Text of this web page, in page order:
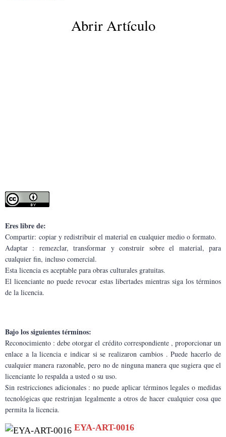
Abrir Artículo
Eres libre de:
Compartir: copiar y redistribuir el material en cualquier medio o formato.
Adaptar : remezclar, transformar y construir sobre el material, para
cualquier fin, incluso comercial.
Esta licencia es aceptable para obras culturales gratuitas.
El licenciante no puede revocar estas libertades mientras siga los términos
de la licencia.
Bajo los siguientes términos:
Reconocimiento : debe otorgar el crédito correspondiente , proporcionar un
enlace a la licencia e indicar si se realizaron cambios . Puede hacerlo de
cualquier manera razonable, pero no de ninguna manera que sugiera que el
licenciante lo respalda a usted o su uso.
Sin restricciones adicionales : no puede aplicar términos legales o medidas
tecnológicas que restrinjan legalmente a otros de hacer cualquier cosa que
permita la licencia.
EYA-ART-0016